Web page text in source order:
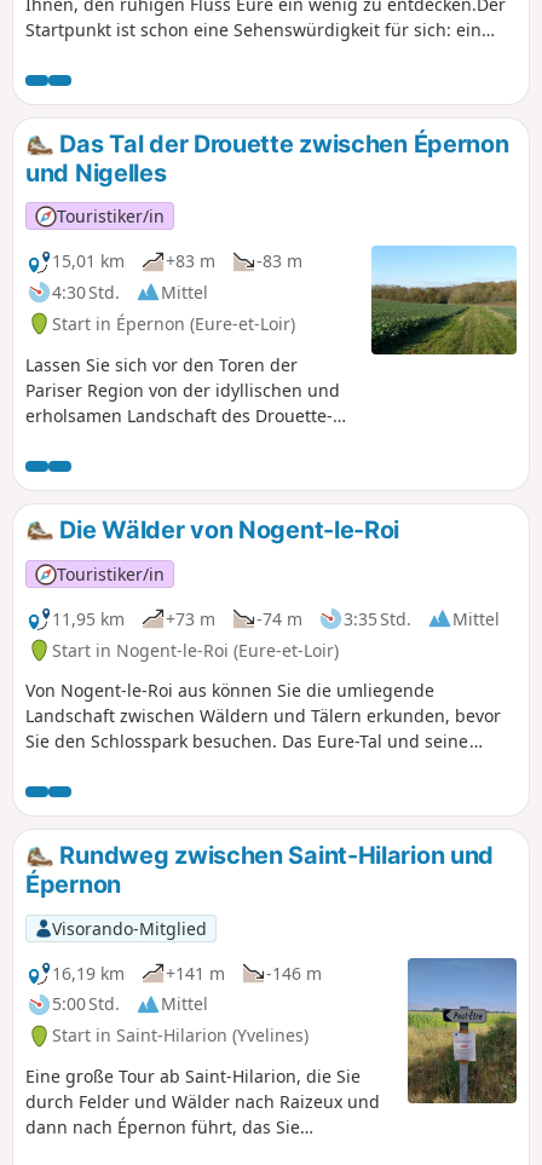
Startpunkt ist schon eine Sehenswürdigkeit für sich: ein
kleine Stadt Nogent-le-Roi mit ihren alten Fachwerkhäusern
ein.
Das Tal der Drouette zwischen Épernon
und Nigelles
Touristiker/in
15,01 km
+83 m
-83 m
4:30 Std.
Mittel
Start in Épernon (Eure-et-Loir)
Lassen Sie sich vor den Toren der
Pariser Region von der idyllischen und
erholsamen Landschaft des Drouette-
die Weiden geschlendert sind, sollten
Sie nicht abreisen, ohne das
Conservatoire des Meules et Pavés
besucht zu haben, das von der
wirtschaftlichen Attraktivität von
Épernon zeugt.
Die Wälder von Nogent-le-Roi
Touristiker/in
11,95 km
+73 m -74 m 3:35 Std.
Mittel
Start in Nogent-le-Roi (Eure-et-Loir)
Von Nogent-le-Roi aus können Sie die umliegende
Landschaft zwischen Wäldern und Tälern erkunden, bevor
Sie den Schlosspark besuchen. Das Eure-Tal und seine
Fachwerkhäuser prägen die besondere Architektur von
Nogent-le-Roi. Zwischen dem Schlosspark und dem Bois de
Ruffin wechselt der Wanderer von der städtischen
Landschaft zu einer sehr abwechslungsreichen ländlichen
Landschaft.
Rundweg zwischen Saint-Hilarion und
Épernon
Visorando-Mitglied
16,19 km
+141 m
-146 m
5:00 Std.
Mittel
Start in Saint-Hilarion (Yvelines)
Eine große Tour ab Saint-Hilarion, die Sie
durch Felder und Wälder nach Raizeux und
dann nach Épernon führt, das Sie